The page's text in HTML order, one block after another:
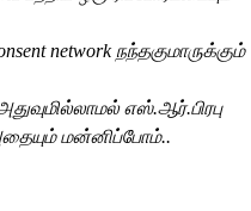
network நந்தகுமாருக்கும்
எஸ்.ஆர்.பிரபு
மன்னிப்போம்..